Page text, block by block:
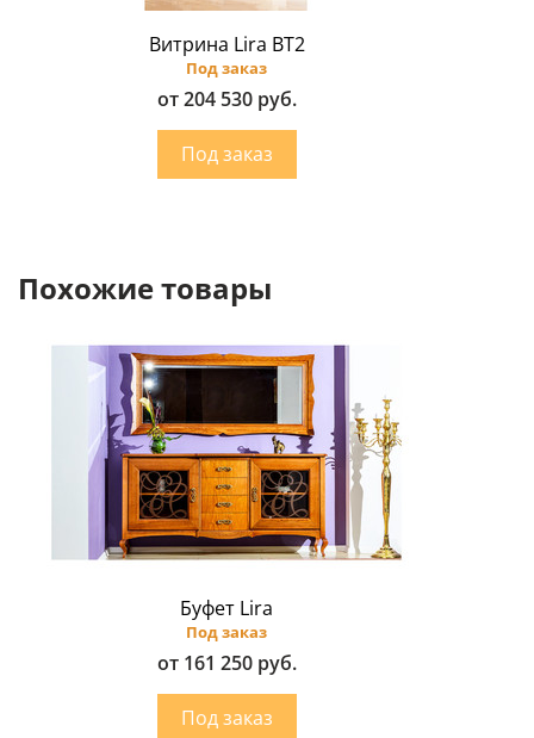
Витрина Lira ВТ2
Под заказ
от 204 530 руб.
Похожие товары
Буфет Lira
Под заказ
от 161 250 руб.